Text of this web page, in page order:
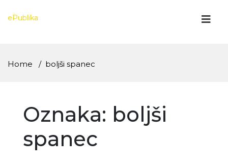
ePublika
Home boljši spanec
Oznaka: boljši
spanec